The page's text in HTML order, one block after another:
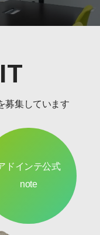
募集しています
ドインテ公式
note